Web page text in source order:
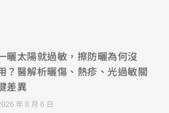
曬太陽就過敏，擦防曬為何沒
？醫解析曬傷、熱疹、光過敏關
差異
年 8 月 6 日